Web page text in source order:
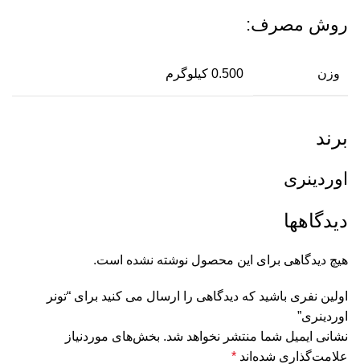
روش مصرف:
وزن 0.500 کیلوگرم
برند
اوردینری
دیدگاهها
هیچ دیدگاهی برای این محصول نوشته نشده است.
اولین نفری باشید که دیدگاهی را ارسال می کنید برای “تونر
اوردینری”
نشانی ایمیل شما منتشر نخواهد شد. بخش‌های موردنیاز
علامت‌گذاری شده‌اند *